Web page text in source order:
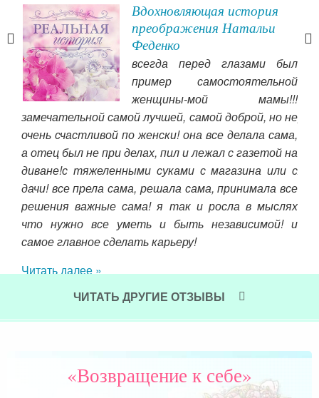
Вдохновляющая история
преображения Натальи
Феденко
всегда перед глазами был
пример самостоятельной
женщины-мой мамы!!!
замечательной самой лучшей, самой доброй, но не
очень счастливой по женски! она все делала сама,
а отец был не при делах, пил и лежал с газетой на
диване!с тяжеленными суками с магазина или с
дачи! все прела сама, решала сама, принимала все
решения важные сама! я так и росла в мыслях
что нужно все уметь и быть независимой! и
самое главное сделать карьеру!
Читать далее »
ЧИТАТЬ ДРУГИЕ ОТЗЫВЫ
«Возвращение к себе»